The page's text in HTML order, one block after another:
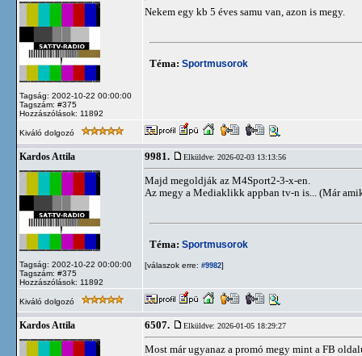
Tagság: 2002-10-22 00:00:00
Tagszám: #375
Hozzászólások: 11892
Nekem egy kb 5 éves samu van, azon is megy.
Téma: Sportmusorok
Kiváló dolgozó
Kardos Attila
Tagság: 2002-10-22 00:00:00
Tagszám: #375
Hozzászólások: 11892
9981. Elküldve: 2026-02-03 13:13:56
Majd megoldják az M4Sport2-3-x-en.
Az megy a Mediaklikk appban tv-n is... (Már
Téma: Sportmusorok
[válaszok erre: #9982]
Kiváló dolgozó
Kardos Attila 6507. Elküldve: 2026-01-05 18:29:27
Most már ugyanaz a promó megy mint a FB